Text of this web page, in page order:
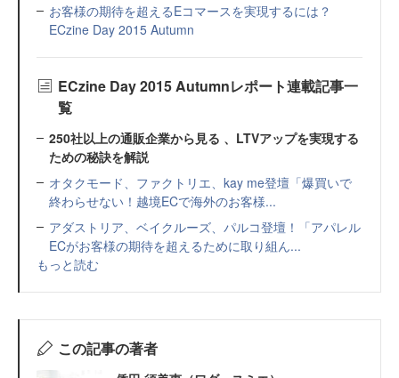
お客様の期待を超えるEコマースを実現するには？
ECzine Day 2015 Autumn
ECzine Day 2015 Autumnレポート連載記事一
覧
250社以上の通販企業から見る 、LTVアップを実現する
ための秘訣を解説
オタクモード、ファクトリエ、kay me登壇「爆買いで
終わらせない！越境ECで海外のお客様...
アダストリア、ベイクルーズ、パルコ登壇！「アパレル
ECがお客様の期待を超えるために取り組ん...
もっと読む
この記事の著者